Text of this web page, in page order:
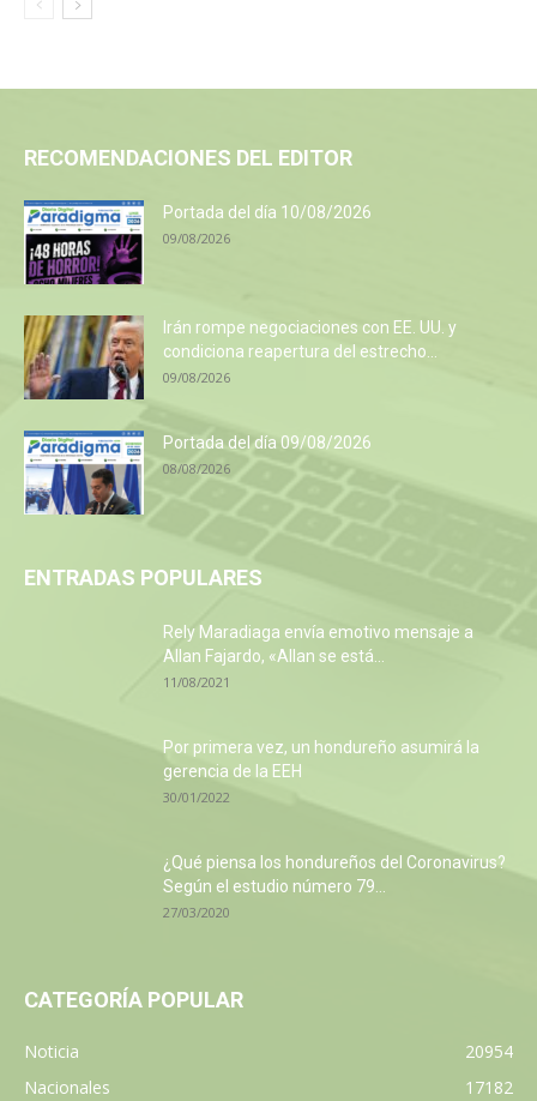
RECOMENDACIONES DEL EDITOR
Portada del día 10/08/2026
09/08/2026
Irán rompe negociaciones con EE. UU. y
condiciona reapertura del estrecho...
09/08/2026
Portada del día 09/08/2026
08/08/2026
ENTRADAS POPULARES
Rely Maradiaga envía emotivo mensaje a
Allan Fajardo, «Allan se está...
11/08/2021
Por primera vez, un hondureño asumirá la
gerencia de la EEH
30/01/2022
¿Qué piensa los hondureños del Coronavirus?
Según el estudio número 79...
27/03/2020
CATEGORÍA POPULAR
Noticia
20954
Nacionales
17182